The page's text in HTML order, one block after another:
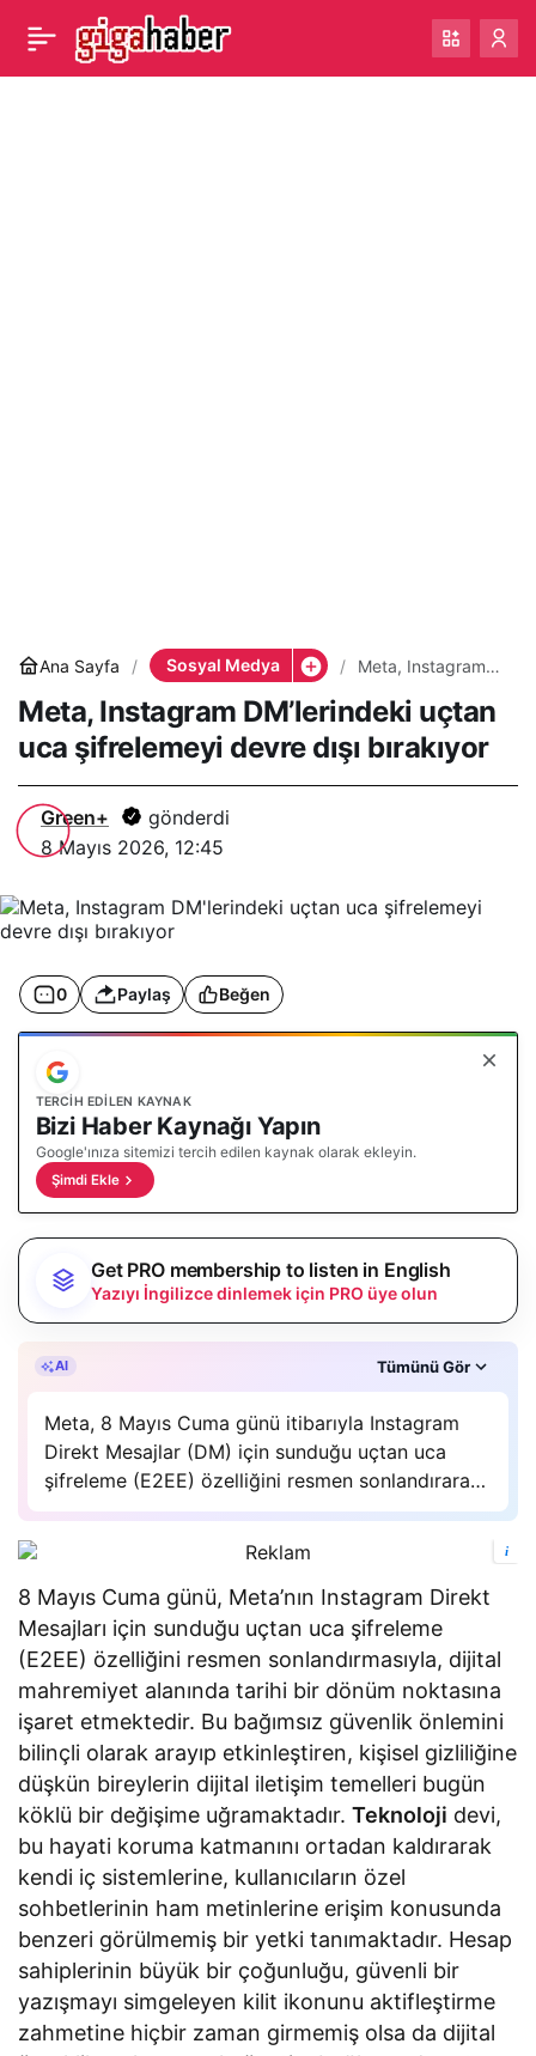
Ana Sayfa Sosyal Medya
Meta, Instagram
uca şifrelemeyi
devre dışı
bırakıyor
Meta, Instagram DM’lerindeki uçtan
uca şifrelemeyi devre dışı bırakıyor
Green+
gönderdi
8 Mayıs 2026, 12:45
0 Paylaş Beğen
TERCIH EDILEN KAYNAK
Bizi Haber Kaynağı Yapın
Google'ınıza sitemizi tercih edilen kaynak olarak ekleyin.
Şimdi Ekle
Get PRO membership to listen in English
Yazıyı İngilizce dinlemek için PRO üye olun
AI Tümünü Gör
Meta, 8 Mayıs Cuma günü itibarıyla Instagram
Direkt Mesajlar (DM) için sunduğu uçtan uca
şifreleme (E2EE) özelliğini resmen sonlandırarak
dijital mahremiyet alanında tartışmalı bir döneme
kaldırması, şirketin kullanıcıların özel
yazışmalarındaki ham…
i
8 Mayıs Cuma günü, Meta’nın Instagram Direkt
Mesajları için sunduğu uçtan uca şifreleme
(E2EE) özelliğini resmen sonlandırmasıyla, dijital
mahremiyet alanında tarihi bir dönüm noktasına
işaret etmektedir. Bu bağımsız güvenlik önlemini
bilinçli olarak arayıp etkinleştiren, kişisel gizliliğine
düşkün bireylerin dijital iletişim temelleri bugün
köklü bir değişime uğramaktadır.Teknoloji devi,
bu hayati koruma katmanını ortadan kaldırarak
kendi iç sistemlerine, kullanıcıların özel
sohbetlerinin ham metinlerine erişim konusunda
benzeri görülmemiş bir yetki tanımaktadır. Hesap
sahiplerinin büyük bir çoğunluğu, güvenli bir
yazışmayı simgeleyen kilit ikonunu aktifleştirme
zahmetine hiçbir zaman girmemiş olsa da dijital
Meta, Instagram